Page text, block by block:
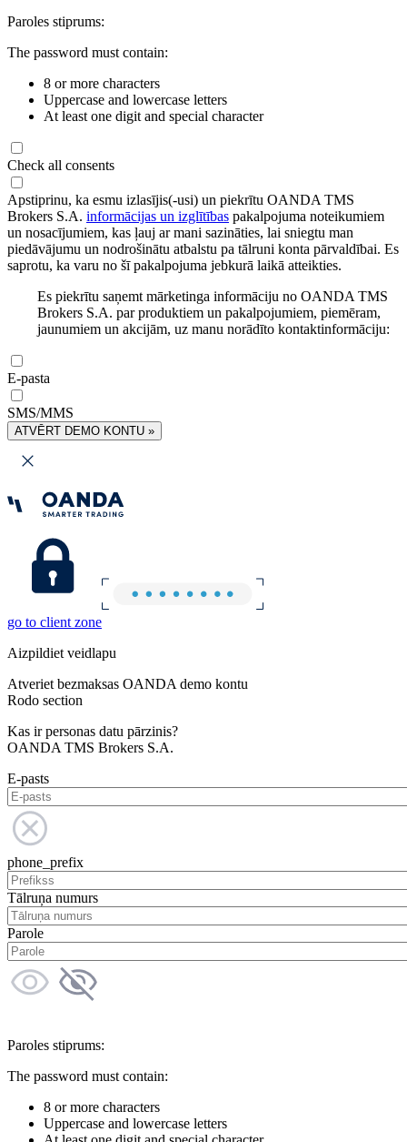
Paroles stiprums:
The password must contain:
8 or more characters
Uppercase and lowercase letters
At least one digit and special character
Check all consents
Apstiprinu, ka esmu izlasījis(-usi) un piekrītu OANDA TMS
Brokers S.A. informācijas un izglītības pakalpojuma noteikumiem
un nosacījumiem, kas ļauj ar mani sazināties, lai sniegtu man
piedāvājumu un nodrošinātu atbalstu pa tālruni konta pārvaldībai. Es
saprotu, ka varu no šī pakalpojuma jebkurā laikā atteikties.
Es piekrītu saņemt mārketinga informāciju no OANDA TMS
Brokers S.A. par produktiem un pakalpojumiem, piemēram,
jaunumiem un akcijām, uz manu norādīto kontaktinformāciju:
E-pasta
SMS/MMS
ATVĒRT DEMO KONTU »
go to client zone
Aizpildiet veidlapu
Atveriet bezmaksas OANDA demo kontu
Rodo section
Kas ir personas datu pārzinis?
OANDA TMS Brokers S.A.
E-pasts
phone_prefix
Tālruņa numurs
Parole
Paroles stiprums:
The password must contain:
8 or more characters
Uppercase and lowercase letters